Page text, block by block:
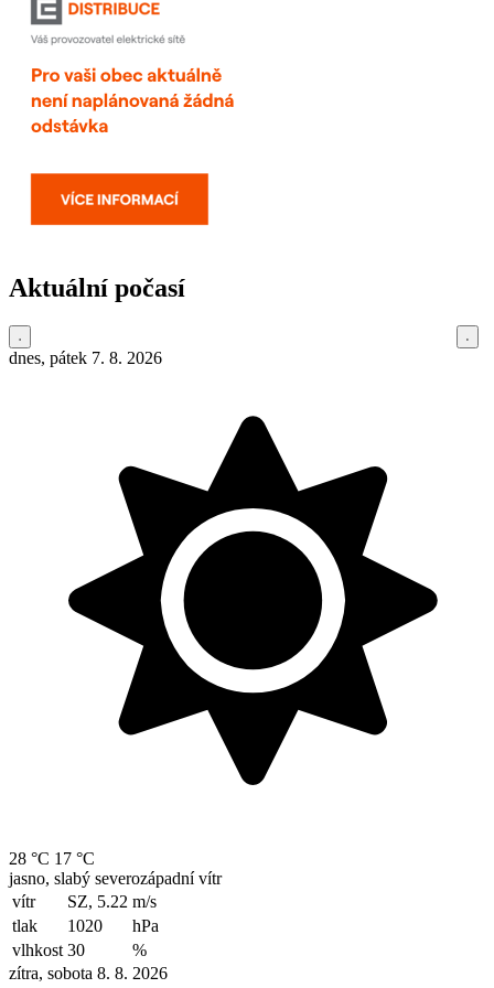
Aktuální počasí
dnes, pátek 7. 8. 2026
28 °C 17 °C
jasno, slabý severozápadní vítr
vítr
SZ, 5.22 m/s
tlak
1020
hPa
vlhkost 30
%
zítra, sobota 8. 8. 2026